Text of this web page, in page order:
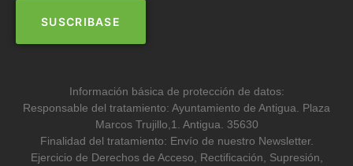
Información básica de protección de datos:
Responsable del tratamiento: Ayuntamiento de Antigua. Plaza
Marcos Trujillo,1. Antigua. 35630
Finalidad del tratamiento: Envío de nuestro Newsletter.
Ejercicio de Derechos de Acceso, Rectificación, Supresión,